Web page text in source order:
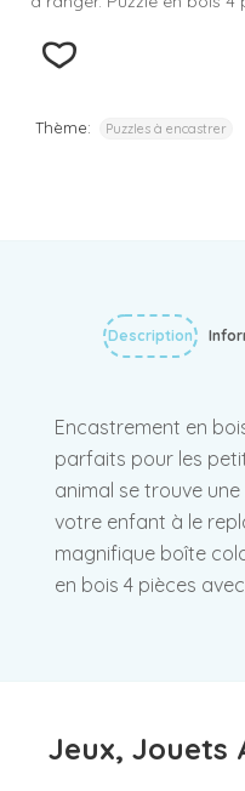
Thème: Puzzles à encastrer
Description
Encastrement en
parfaits pour les
animal se trouve
votre enfant à le
magnifique boîte
en bois 4 pièces
Jeux, Jouets